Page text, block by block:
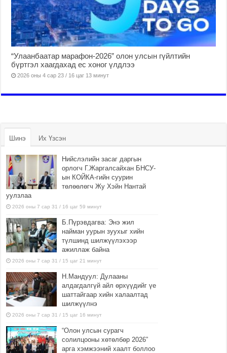
“Улаанбаатар марафон-2026” олон улсын гүйлтийн
бүртгэл хаагдахад ес хоног үлдлээ
2026 оны 4 сар 23 / 16 цаг 13 минут
Шинэ Их Үзсэн
Нийслэлийн засаг даргын
орлогч Г.Жаргалсайхан БНСУ-
ын КОЙКА-гийн суурин
төлөөлөгч Жу Хэйн Нантай
уулзлаа
2026 оны 7 сар 31 / 16 цаг 59 минут
Б.Пүрэвдагва: Энэ жил
найман уурын зуухыг хийн
түлшинд шилжүүлэхээр
ажиллаж байна
2026 оны 7 сар 31 / 15 цаг 21 минут
Н.Мандуул: Дулааны
алдагдалгүй айл өрхүүдийг үе
шаттайгаар хийн халаалтад
шилжүүлнэ
2026 оны 7 сар 31 / 15 цаг 16 минут
“Олон улсын сурагч
солилцооны хөтөлбөр 2026”
арга хэмжээний хаалт боллоо